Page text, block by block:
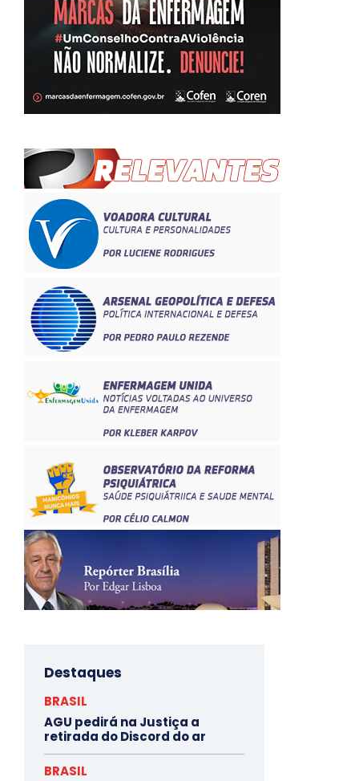
Destaques
BRASIL
AGU pedirá na Justiça a
retirada do Discord do ar
BRASIL